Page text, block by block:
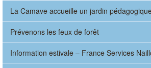
La Camave accueille un jardin
Prévenons les feux de forêt
Information estivale – France Services